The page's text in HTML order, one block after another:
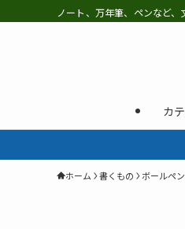
ノート、万年筆、ペンなど
カ
ホーム 書くもの ボールペン